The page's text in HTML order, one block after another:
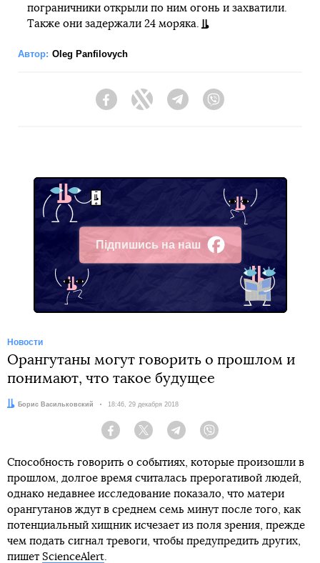
пограничники открыли по ним огонь и захватили.
Также они задержали 24 моряка.
Автор: Oleg Panfilovych
FacebookTwitter Telegram
Підпишись на наш
Facebook
Новости
Орангутаны могут говорить о прошлом и
понимают, что такое будущее
Автор:Борис Васильковский Дата:
18:46, 29 декабря 2018
Facebook Twitter Telegram
Способность говорить о событиях, которые произошли в
прошлом, долгое время считалась прерогативой людей,
однако недавнее исследование показало, что матери
орангутанов ждут в среднем семь минут после того, как
потенциальный хищник исчезает из поля зрения, прежде
чем подать сигнал тревоги, чтобы предупредить других,
пишет ScienceAlert.